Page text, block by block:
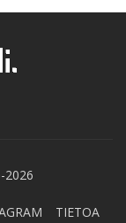
2026
TIETOA